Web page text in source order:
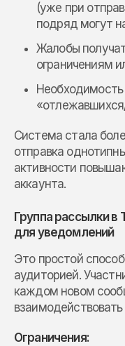
(уже при
подряд могут
Жалобы
ограничениям
Необходимость
Система стала
отправка
активности
аккаунта.
Группа рассылки в
для уведомлений
Это простой
аудиторией.
каждом новом
Ограничения: